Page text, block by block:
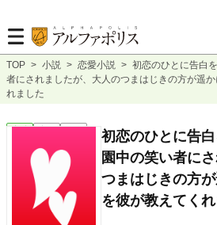
TOP > 小説 > 恋愛小説 > 初恋のひとに告白
者にされましたが、大人のつまはじきの方が遥
れました
恋愛 完結 短編
初恋のひとに告
園中の笑い者に
つまはじきの方
を彼が教えてく